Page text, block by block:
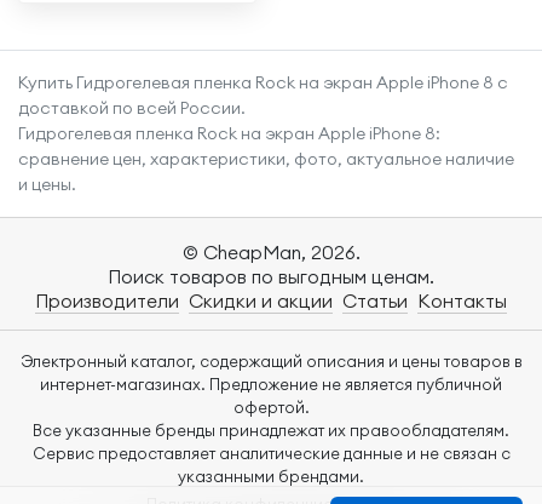
Купить Гидрогелевая пленка Rock на экран Apple iPhone 8 с
доставкой по всей России.
Гидрогелевая пленка Rock на экран Apple iPhone 8:
сравнение цен, характеристики, фото, актуальное наличие
и цены.
© CheapMan, 2026.
Поиск товаров по выгодным ценам.
Производители Скидки и акции Статьи Контакты
Электронный каталог, содержащий описания и цены товаров в
интернет-магазинах. Предложение не является публичной
офертой.
Все указанные бренды принадлежат их правообладателям.
Сервис предоставляет аналитические данные и не связан с
указанными брендами.